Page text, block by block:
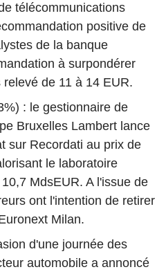
télécommunications
positive de
de la banque
à surpondérer
de 11 à 14 EUR.
: le gestionnaire de
Bruxelles Lambert lance
sur Recordati au prix de
le laboratoire
MdsEUR. A l'issue de
ont l'intention de retirer
Milan.
d'une journée des
automobile a annoncé